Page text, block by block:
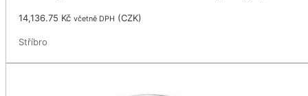
14,136.75 Kč včetně DPH (CZK)
Stříbro